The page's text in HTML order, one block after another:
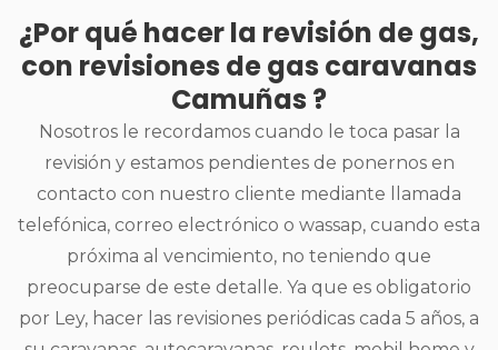
¿Por qué hacer la revisión de gas,
con revisiones de gas caravanas
Camuñas ?
Nosotros le recordamos cuando le toca pasar la
revisión y estamos pendientes de ponernos en
contacto con nuestro cliente mediante llamada
telefónica, correo electrónico o wassap, cuando esta
próxima al vencimiento, no teniendo que
preocuparse de este detalle. Ya que es obligatorio
por Ley, hacer las revisiones periódicas cada 5 años, a